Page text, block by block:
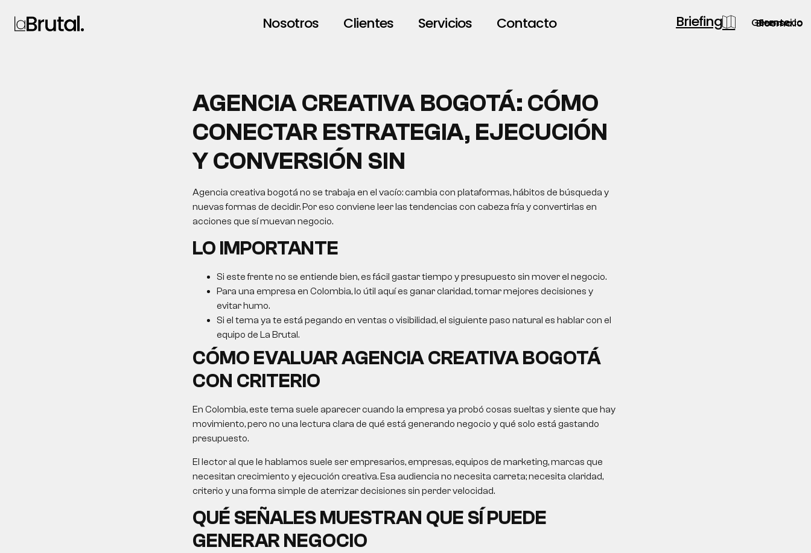
Nosotros Clientes Servicios Contacto Briefing Blooma.io
Semsei.io
Gerente.co
AGENCIA CREATIVA BOGOTÁ: CÓMO
CONECTAR ESTRATEGIA, EJECUCIÓN
Y CONVERSIÓN SIN
Agencia creativa bogotá no se trabaja en el vacío: cambia con plataformas, hábitos de búsqueda y
nuevas formas de decidir. Por eso conviene leer las tendencias con cabeza fría y convertirlas en
acciones que sí muevan negocio.
LO IMPORTANTE
Si este frente no se entiende bien, es fácil gastar tiempo y presupuesto sin mover el negocio.
Para una empresa en Colombia, lo útil aquí es ganar claridad, tomar mejores decisiones y
evitar humo.
Si el tema ya te está pegando en ventas o visibilidad, el siguiente paso natural es hablar con el
equipo de La Brutal.
CÓMO EVALUARAGENCIA CREATIVA BOGOTÁ
CON CRITERIO
En Colombia, este tema suele aparecer cuando la empresa ya probó cosas sueltas y siente que hay
movimiento, pero no una lectura clara de qué está generando negocio y qué solo está gastando
presupuesto.
El lector al que le hablamos suele ser empresarios, empresas, equipos de marketing, marcas que
necesitan crecimiento y ejecución creativa. Esa audiencia no necesita carreta; necesita claridad,
criterio y una forma simple de aterrizar decisiones sin perder velocidad.
QUÉ SEÑALES MUESTRAN QUE SÍ PUEDE
GENERAR NEGOCIO